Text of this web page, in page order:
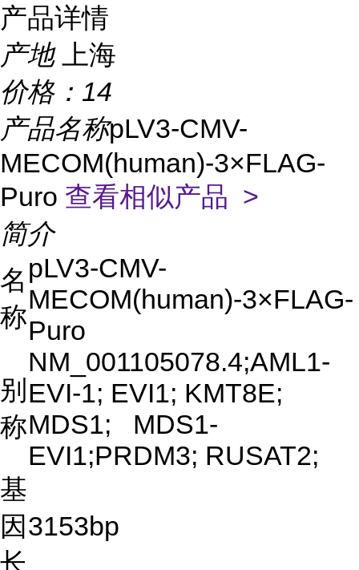
产品详情
产地
上海
价格： 14
产品名称pLV3-CMV-
MECOM(human)-3×FLAG-
Puro 查看相似产品 >
简介
名
称
pLV3-CMV-
MECOM(human)-3×FLAG-
Puro
别
称
NM_001105078.4;AML1-
EVI-1; EVI1; KMT8E;
MDS1; MDS1-
EVI1;PRDM3; RUSAT2;
基
因
长
3153bp